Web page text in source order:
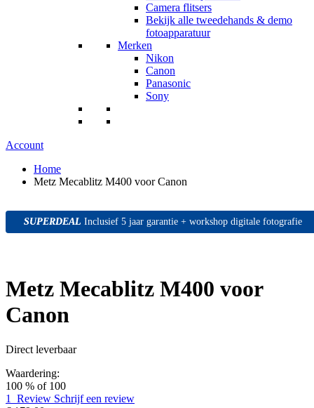
Camera flitsers
Bekijk alle tweedehands & demo
fotoapparatuur
Merken
Nikon
Canon
Panasonic
Sony
Account
Home
Metz Mecablitz M400 voor Canon
SUPERDEAL
SUPERDEAL
SUPERDEAL Inclusief 5 jaar garantie + workshop digitale fotografie
Metz Mecablitz M400 voor
Canon
Direct leverbaar
Waardering:
100 % of 100
1
Review Schrijf een review